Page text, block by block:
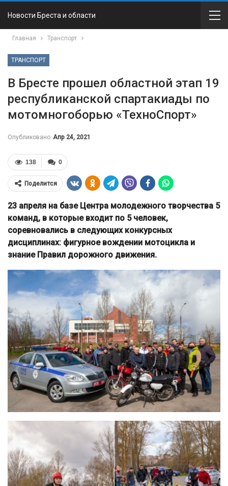
Новости Бреста и области
Главная Транспорт
ТРАНСПОРТ
В Бресте прошел областной этап 19
республиканской спартакиады по
мотомногоборью «ТехноСпорт»
Опубликовано Апр 24, 2021
0
138
Поделится
23 апреля на базе Центра молодежного творчества 5
команд, в которые входит по 5 человек,
соревновались в следующих конкурсных
дисциплинах: фигурное вождении мотоцикла и
знание Правил дорожного движения.